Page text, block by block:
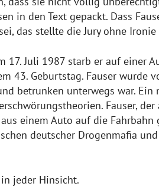
in den Text gepackt. Dass
das stellte die Jury ohne Ironie
17. Juli 1987 starb er auf einer
43. Geburtstag. Fauser wurde
betrunken unterwegs war. Ein
Fauser, der
einem Auto auf die Fahrbahn
deutscher Drogenmafia
jeder Hinsicht.